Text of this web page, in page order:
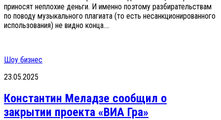
приносят неплохие деньги. И именно поэтому разбирательствам
по поводу музыкального плагиата (то есть несанкционированного
использования) не видно конца....
Шоу бизнес
23.05.2025
Константин Меладзе сообщил о
закрытии проекта «ВИА Гра»